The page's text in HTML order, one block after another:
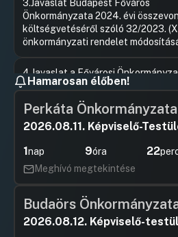
3.Javaslat Budapest Főváros
Önkormányzata 2024. évi
költségvetéséről szóló 32/2023.
önkormányzati rendelet
HozzászólásokUgrás a
4.Javaslat a Fővárosi
kerületi önkormányzatokat
bevételek 2025. évi megosztásáról
…/2025. (…) önkormányzati rendelet
megalkotására
5.Javaslat a Hálózat BDDH
támogatási szerződésének
UGRÁS A NAPIREND
Hamarosan élőben!
Perkáta Önkormányzata
2026.08.11. Képviselő-
1nap 9óra 22
Meghívó megtekintése
Budaörs
2026.08.12. Képviselő-